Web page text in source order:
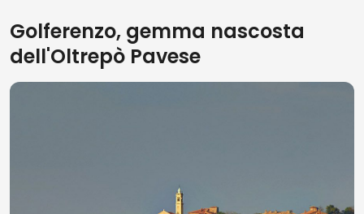
Golferenzo, gemma nascosta
dell'Oltrepò Pavese